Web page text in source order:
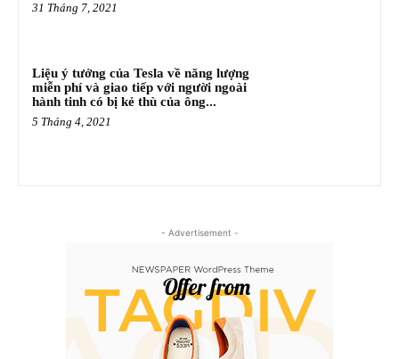
31 Tháng 7, 2021
Liệu ý tưởng của Tesla về năng lượng
miễn phí và giao tiếp với người ngoài
hành tinh có bị kẻ thù của ông...
5 Tháng 4, 2021
- Advertisement -